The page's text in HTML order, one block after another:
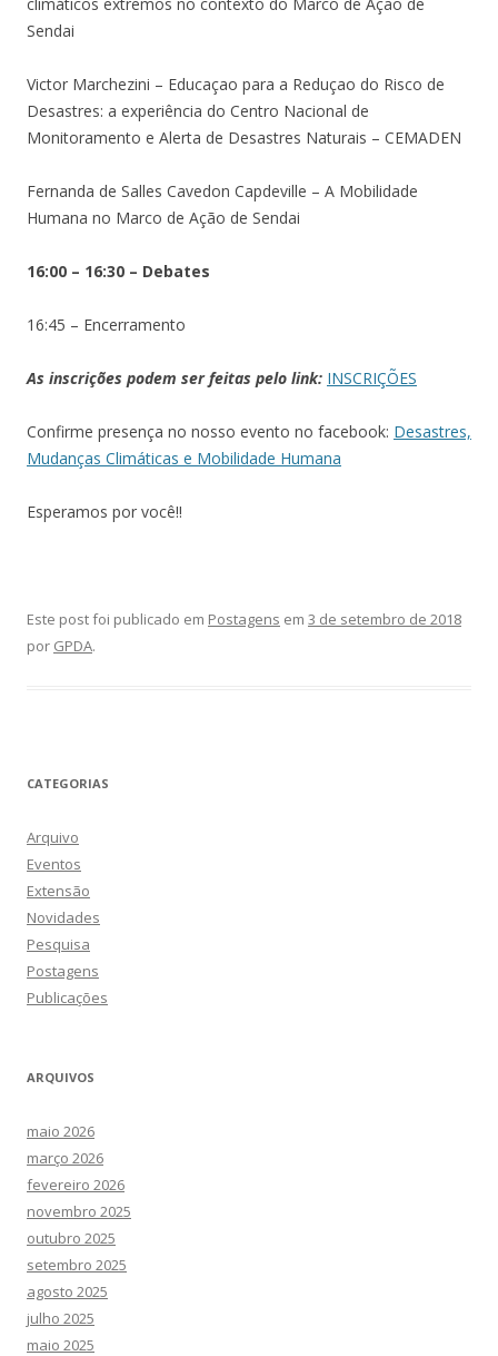
Sendai
Victor Marchezini – Educaçao para a Reduçao do Risco de
Desastres: a experiência do Centro Nacional de
Monitoramento e Alerta de Desastres Naturais – CEMADEN
Fernanda de Salles Cavedon Capdeville – A Mobilidade
Humana no Marco de Ação de Sendai
16:00 – 16:30 – Debates
16:45 – Encerramento
As inscrições podem ser feitas pelo link: INSCRIÇÕES
Confirme presença no nosso evento no facebook: Desastres,
Mudanças Climáticas e Mobilidade Humana
Esperamos por você!!
Este post foi publicado em Postagens em 3 de setembro de 2018
por GPDA.
CATEGORIAS
Arquivo
Eventos
Extensão
Novidades
Pesquisa
Postagens
Publicações
ARQUIVOS
maio 2026
março 2026
fevereiro 2026
novembro 2025
outubro 2025
setembro 2025
agosto 2025
julho 2025
maio 2025